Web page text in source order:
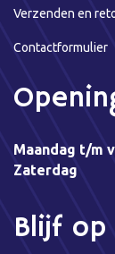
Verzenden en
Contactformulier
Maandag t/m
Zaterdag
Blijf